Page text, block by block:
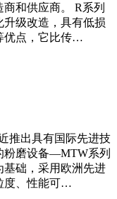
和供应商。 R系列
级改造，具有低损
优点，它比传…
推出具有国际先进技
粉磨设备—MTW系列
基础，采用欧洲先进
度、性能可…